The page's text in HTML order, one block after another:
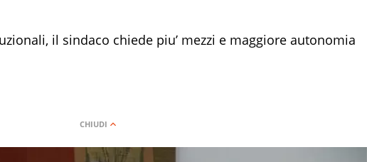
il sindaco chiede piu’ mezzi e maggiore autonomia